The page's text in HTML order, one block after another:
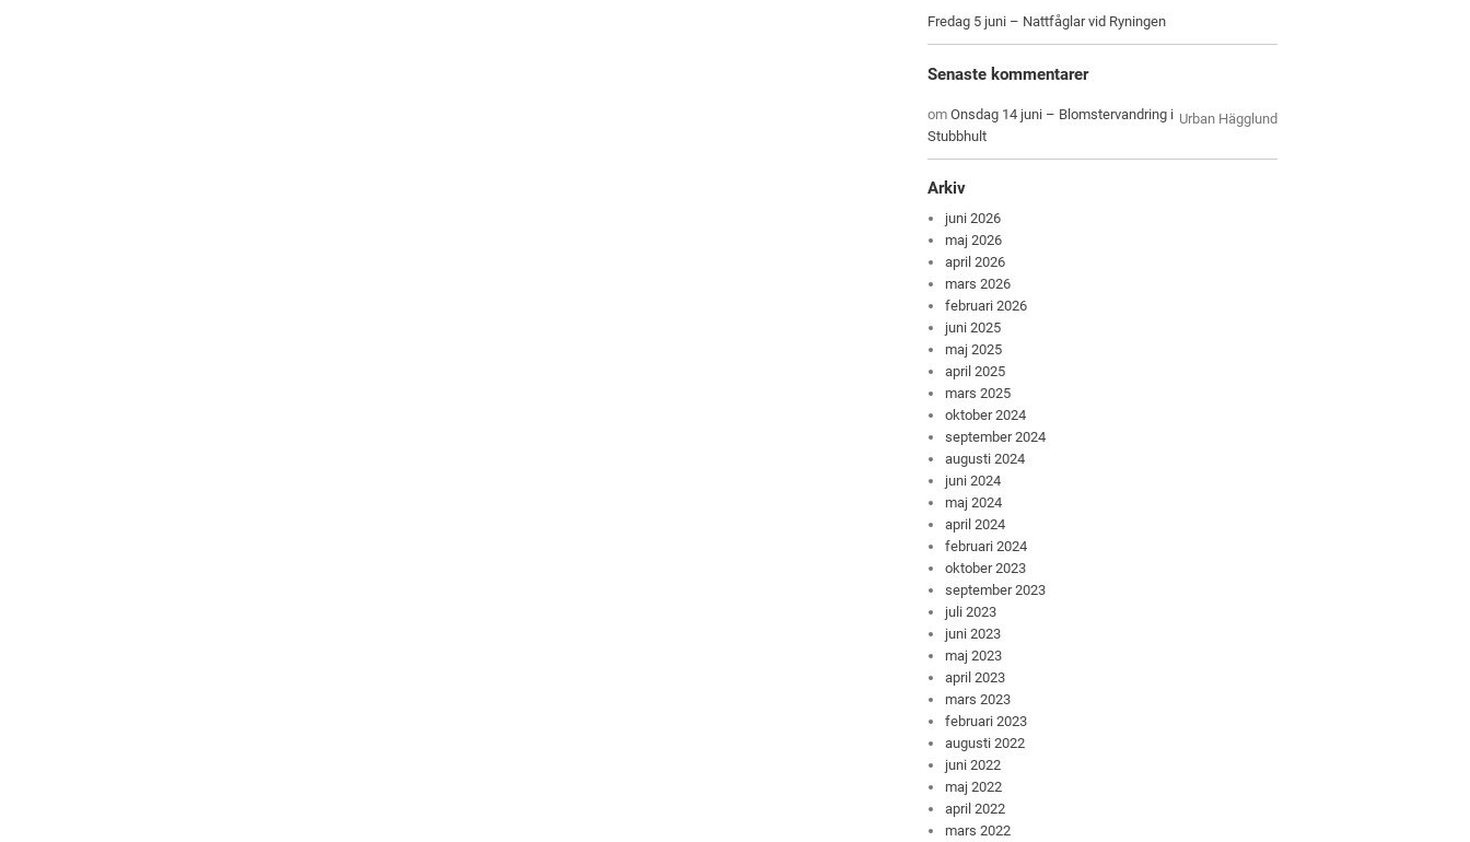
Fredag 5 juni – Nattfåglar vid Ryningen
Senaste kommentarer
Urban Hägglund
omOnsdag 14 juni – Blomstervandring i
Stubbhult
Arkiv
juni 2026
maj 2026
april 2026
mars 2026
februari 2026
juni 2025
maj 2025
april 2025
mars 2025
oktober 2024
september 2024
augusti 2024
juni 2024
maj 2024
april 2024
februari 2024
oktober 2023
september 2023
juli 2023
juni 2023
maj 2023
april 2023
mars 2023
februari 2023
augusti 2022
juni 2022
maj 2022
april 2022
mars 2022